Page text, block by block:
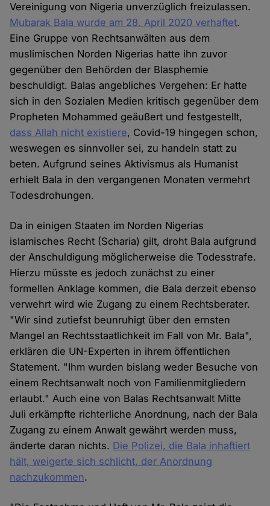
Vereinigung von Nigeria unverzüglich freizulassen.
Mubarak Bala wurde am 28. April 2020 verhaftet.
Eine Gruppe von Rechtsanwälten aus dem
muslimischen Norden Nigerias hatte ihn zuvor
gegenüber den Behörden der Blasphemie
beschuldigt. Balas angebliches Vergehen: Er hatte
sich in den Sozialen Medien kritisch gegenüber dem
Propheten Mohammed geäußert und festgestellt,
dass Allah nicht existiere, Covid-19 hingegen schon,
weswegen es sinnvoller sei, zu handeln statt zu
beten. Aufgrund seines Aktivismus als Humanist
erhielt Bala in den vergangenen Monaten vermehrt
Todesdrohungen.
Da in einigen Staaten im Norden Nigerias
islamisches Recht (Scharia) gilt, droht Bala aufgrund
der Anschuldigung möglicherweise die Todesstrafe.
Hierzu müsste es jedoch zunächst zu einer
formellen Anklage kommen, die Bala derzeit ebenso
verwehrt wird wie Zugang zu einem Rechtsberater.
"Wir sind zutiefst beunruhigt über den ernsten
Mangel an Rechtsstaatlichkeit im Fall von Mr. Bala",
erklären die UN-Experten in ihrem öffentlichen
Statement. "Ihm wurden bislang weder Besuche von
einem Rechtsanwalt noch von Familienmitgliedern
erlaubt." Auch eine von Balas Rechtsanwalt Mitte
Juli erkämpfte richterliche Anordnung, nach der Bala
Zugang zu einem Anwalt gewährt werden muss,
änderte daran nichts. Die Polizei, die Bala inhaftiert
hält, weigerte sich schlicht, der Anordnung
nachzukommen.